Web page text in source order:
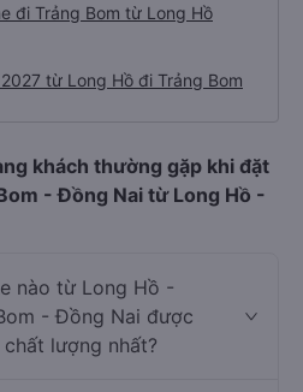
đi Trảng Bom từ Long Hồ
từ Long Hồ đi Trảng Bom
khách thường gặp khi đặt
- Đồng Nai từ Long Hồ -
nào từ Long Hồ -
- Đồng Nai được
lượng nhất?